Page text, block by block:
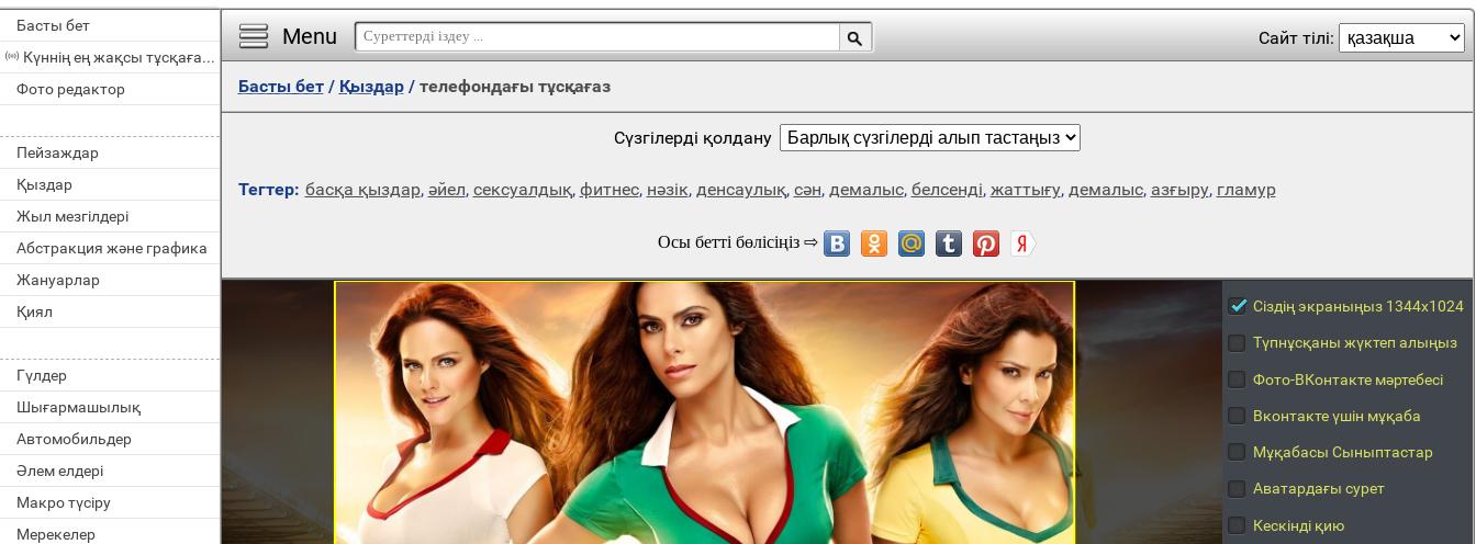
Басты бет
Күннің ең жақсы тұсқағазы
Фото редактор
Пейзаждар
Қыздар
Жыл мезгілдері
Абстракция және графика
Жануарлар
Қиял
Гүлдер
Шығармашылық
Автомобильдер
Әлем елдері
Макро түсіру
Мерекелер
Menu Сайт тілі:
Басты бет/ Қыздар/ телефондағы тұсқағаз
Сүзгілерді қолдану
Тегтер: басқа қыздар, әйел, сексуалдық, фитнес, нәзік, денсаулық, сән, демалыс, белсенді, жаттығу, демалыс, азғыру, гламур
Сіздің экраныңыз 1344x1024
Түпнұсқаны жүктеп алыңыз
Фото-ВКонтакте мәртебесі
Вконтакте үшін мұқаба
Мұқабасы Сыныптастар
Аватардағы сурет
Кескінді қию